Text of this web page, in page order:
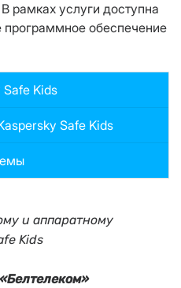
рамках услуги доступна
программное обеспечение
Safe Kids
Safe Kids
и аппаратному
Kids